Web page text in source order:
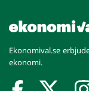
Ekonomival.se
ekonomi.